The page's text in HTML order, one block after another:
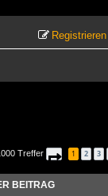
Registrieren
Treffer Seite von
1 2 3
BEITRAG